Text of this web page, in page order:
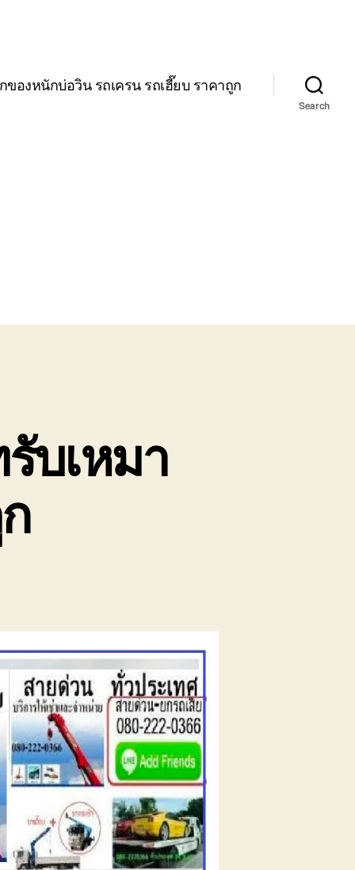
องหนักบ่อวิน รถเครน รถเฮี๊ยบ ราคาถูก
Search
บเหมา
ง
ก
ยา
ท
า
ส่ง
ค้า
คา